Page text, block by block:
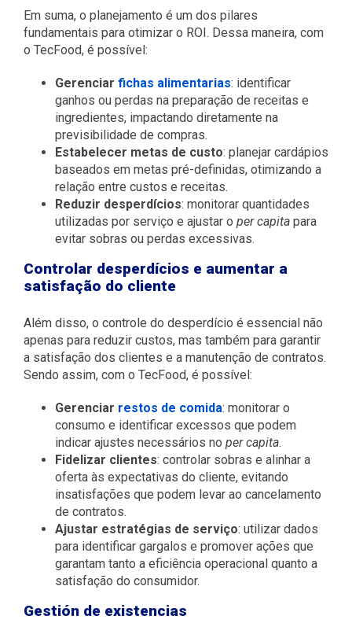
Em suma, o planejamento é um dos pilares
fundamentais para otimizar o ROI. Dessa maneira, com
o TecFood, é possível:
Gerenciar fichas alimentarias: identificar
ganhos ou perdas na preparação de receitas e
ingredientes, impactando diretamente na
previsibilidade de compras.
Estabelecer metas de custo: planejar cardápios
baseados em metas pré-definidas, otimizando a
relação entre custos e receitas.
Reduzir desperdícios: monitorar quantidades
utilizadas por serviço e ajustar o per capitapara
evitar sobras ou perdas excessivas.
Controlar desperdícios e aumentar a
satisfação do cliente
Além disso, o controle do desperdício é essencial não
apenas para reduzir custos, mas também para garantir
a satisfação dos clientes e a manutenção de contratos.
Sendo assim, com o TecFood, é possível:
Gerenciar restos de comida: monitorar o
consumo e identificar excessos que podem
indicar ajustes necessários no per capita.
Fidelizar clientes: controlar sobras e alinhar a
oferta às expectativas do cliente, evitando
insatisfações que podem levar ao cancelamento
de contratos.
Ajustar estratégias de serviço: utilizar dados
para identificar gargalos e promover ações que
garantam tanto a eficiência operacional quanto a
satisfação do consumidor.
Gestión de existencias